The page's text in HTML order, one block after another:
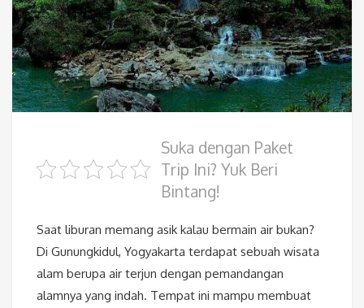
Suka dengan Paket
Trip Ini? Yuk Beri
Bintang!
Saat liburan memang asik kalau bermain air bukan?
Di Gunungkidul, Yogyakarta terdapat sebuah wisata
alam berupa air terjun dengan pemandangan
alamnya yang indah. Tempat ini mampu membuat